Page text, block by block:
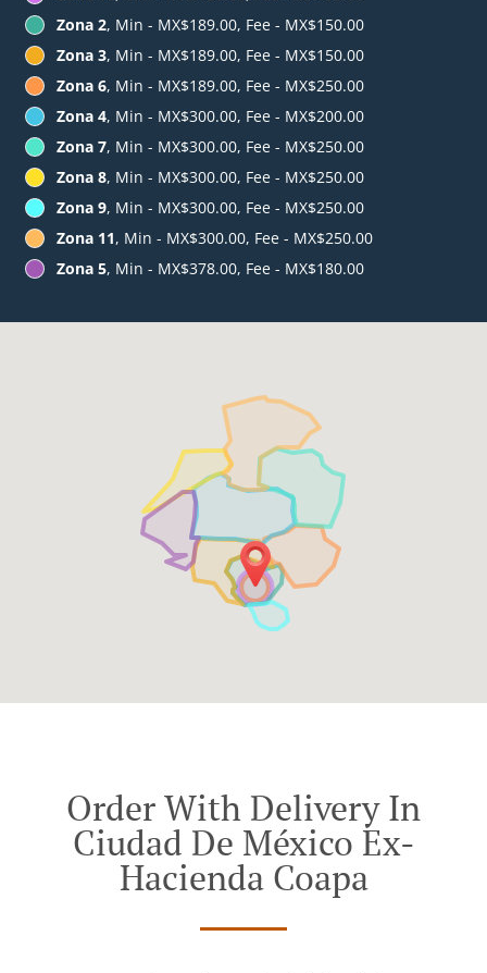
Zona 2, Min - MX$189.00, Fee - MX$150.00
Zona 3, Min - MX$189.00, Fee - MX$150.00
Zona 6, Min - MX$189.00, Fee - MX$250.00
Zona 4, Min - MX$300.00, Fee - MX$200.00
Zona 7, Min - MX$300.00, Fee - MX$250.00
Zona 8, Min - MX$300.00, Fee - MX$250.00
Zona 9, Min - MX$300.00, Fee - MX$250.00
Zona 11, Min - MX$300.00, Fee - MX$250.00
Zona 5, Min - MX$378.00, Fee - MX$180.00
Order With Delivery In
Ciudad De México Ex-
Hacienda Coapa